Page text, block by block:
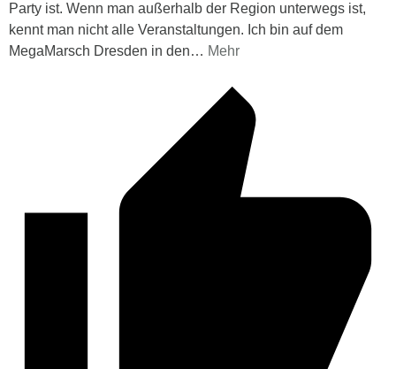
Party ist. Wenn man außerhalb der Region unterwegs ist,
kennt man nicht alle Veranstaltungen. Ich bin auf dem
MegaMarsch Dresden in den… Mehr